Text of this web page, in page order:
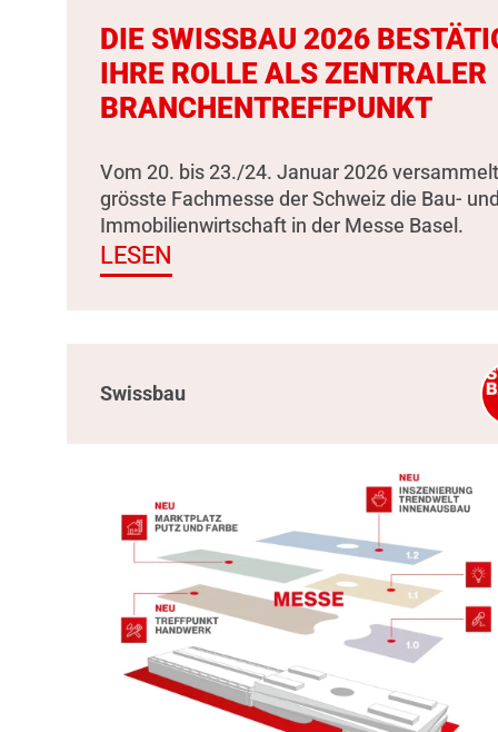
DIE SWISSBAU 2026
IHRE ROLLE ALS ZENTRALER
BRANCHENTREFFPUNKT
Vom 20. bis 23./24. Januar 2026
grösste Fachmesse der Schweiz die Bau-
Immobilienwirtschaft in der Messe Basel.
LESEN
Swissbau